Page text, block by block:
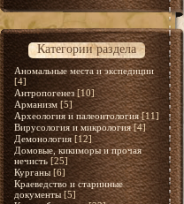
Категории раздела
Аномальные места и экспедиции
[4]
Антропогенез [10]
Арманизм [5]
Археология и палеонтология [11]
Вирусология и микрология [4]
Демонология [12]
Домовые, кикиморы и прочая
нечисть [25]
Курганы [6]
Краеведство и старинные
документы [5]